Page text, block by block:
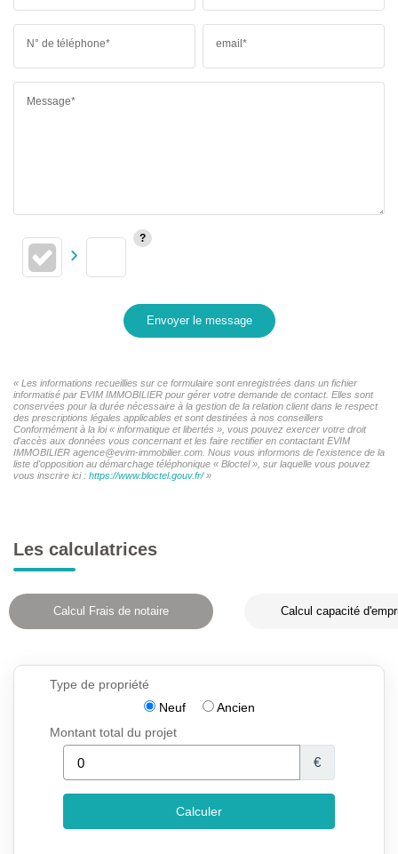
N° de téléphone* email*
Message*
Envoyer le message
« Les informations recueillies sur ce formulaire sont enregistrées dans un fichier
informatisé par EVIM IMMOBILIER pour gérer votre demande de contact. Elles sont
conservées pour la durée nécessaire à la gestion de la relation client dans le respect
des prescriptions légales applicables et sont destinées à nos conseillers
Conformément à la loi « informatique et libertés », vous pouvez exercer votre droit
d'accès aux données vous concernant et les faire rectifier en contactant EVIM
IMMOBILIER agence@evim-immobilier.com. Nous vous informons de l'existence de la
liste d'opposition au démarchage téléphonique « Bloctel », sur laquelle vous pouvez
vous inscrire ici : https://www.bloctel.gouv.fr/»
Les calculatrices
Calcul Frais de notaire Calcul capacité